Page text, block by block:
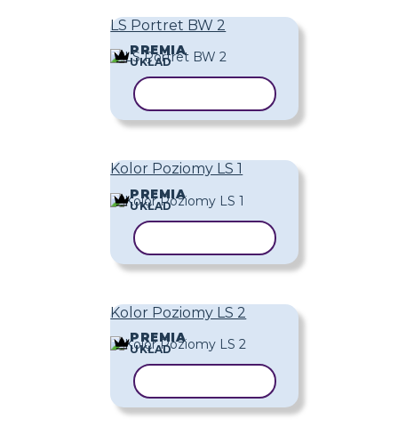
LS Portret BW 2
PREMIA
UKŁAD
Kolor Poziomy LS 1
PREMIA
UKŁAD
Kolor Poziomy LS 2
PREMIA
UKŁAD